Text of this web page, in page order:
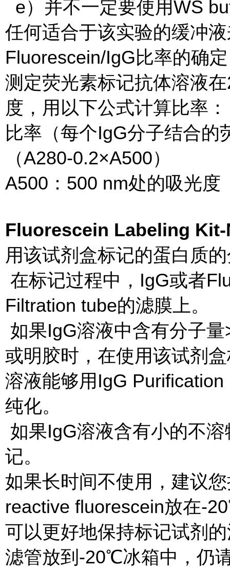
e）并不一定要使用WS
任何适合于该实验的缓冲
Fluorescein/IgG比率的确
测定荧光素标记抗体溶液
度，用以下公式计算比率：
比率（每个IgG分子结合
（A280-0.2×A500）
A500：500 nm处的吸光
Fluorescein Labeling Kit-
用该试剂盒标记的蛋白质
在标记过程中，IgG或者
Filtration tube的滤膜上。
如果IgG溶液中含有分子
或明胶时，在使用该试剂
溶液能够用IgG
纯化。
如果IgG溶液含有小的不
记。
如果长时间不使用，建议
reactive fluorescein放在-
可以更好地保持标记试剂
滤管放到-20℃冰箱中，仍